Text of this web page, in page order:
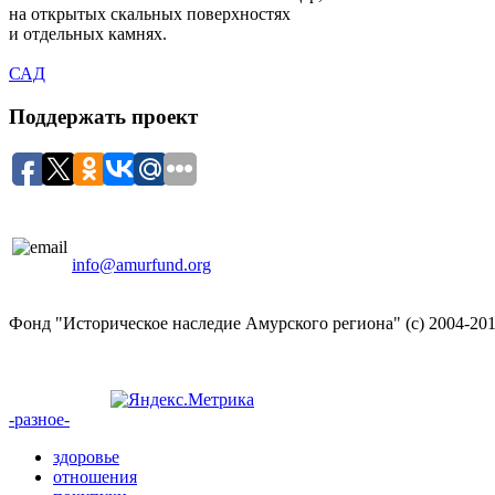
на открытых скальных поверхностях
и отдельных камнях.
САД
Поддержать проект
info@amurfund.org
Фонд "Историческое наследие Амурского региона" (с) 2004-
-разное-
здоровье
отношения